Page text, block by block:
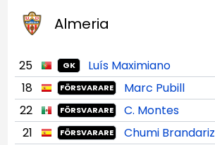
Almeria
25 GK
Luís Maximiano
18
FÖRSVARARE Marc Pubill
22 FÖRSVARARE C. Montes
21 FÖRSVARARE
Chumi Brandariz